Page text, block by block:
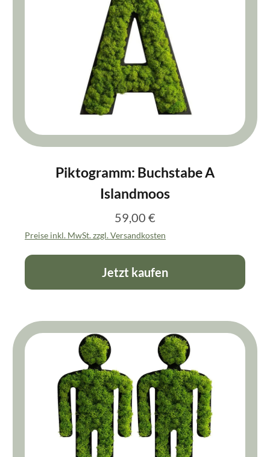
Piktogramm: Buchstabe A
Islandmoos
Regulärer Preis:
59,00 €
Preise inkl. MwSt. zzgl. Versandkosten
Jetzt kaufen